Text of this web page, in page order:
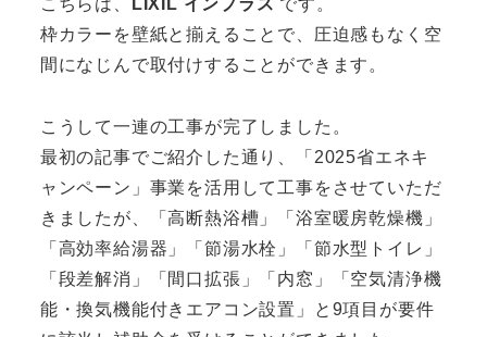
こちらは、 LIXIL インプラス です。
枠カラーを壁紙と揃えることで、圧迫感もなく空
間になじんで取付けすることができます。
こうして一連の工事が完了しました。
最初の記事でご紹介した通り、「2025省エネキ
ャンペーン」事業を活用して工事をさせていただ
きましたが、「高断熱浴槽」「浴室暖房乾燥機」
「高効率給湯器」「節湯水栓」「節水型トイレ」
「段差解消」「間口拡張」「内窓」「空気清浄機
能・換気機能付きエアコン設置」と9項目が要件